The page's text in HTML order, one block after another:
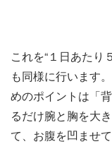
これを“１日あたり
も同様に行います
めのポイントは「
るだけ腕と胸を大
て、お腹を凹ませ